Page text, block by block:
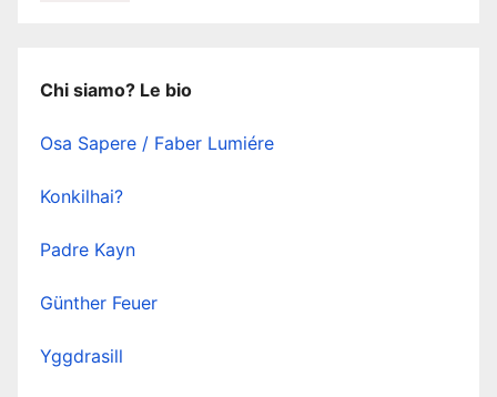
Chi siamo? Le bio
Osa Sapere / Faber Lumiére
Konkilhai?
Padre Kayn
Günther Feuer
Yggdrasill